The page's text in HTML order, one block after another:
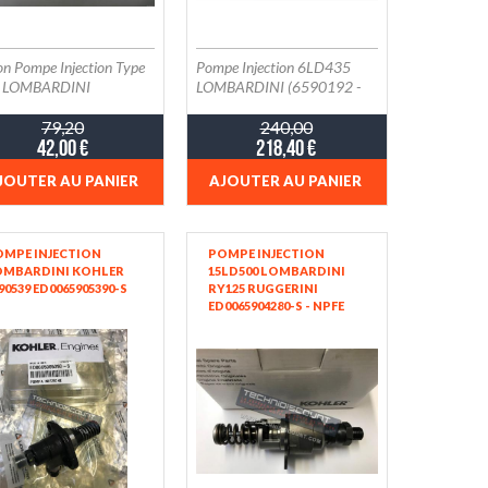
Pompe Injection Type
79,20
42,00 €
AU PANIER
Pompe Injection 6LD435
LOMBARDINI (6590192 -
240,00
218,40 €
AJOUTER AU PANIER
INJECTION
KOHLER
ED0065905390-S
POMPE INJECTION
15LD500 LOMBARDINI
RY125 RUGGERINI
ED0065904280-S - NPFE